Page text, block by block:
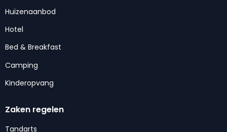
Huizenaanbod
Hotel
Bed & Breakfast
Camping
Kinderopvang
Zaken regelen
Tandarts